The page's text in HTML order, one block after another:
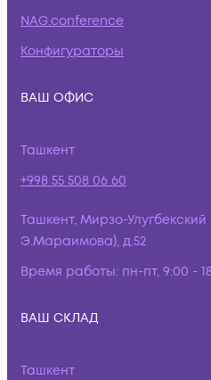
NAG.conference
Конфигураторы
ВАШ ОФИС
Ташкент
+998 55 508 06 60
Ташкент, Мирзо-
Э.Мараимова), д.52
Время работы: пн-пт, 9:00 -
ВАШ СКЛАД
Ташкент